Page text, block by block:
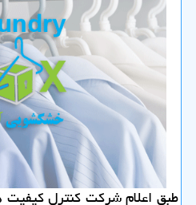
طبق اعلام شرکت کنترل کیفیت